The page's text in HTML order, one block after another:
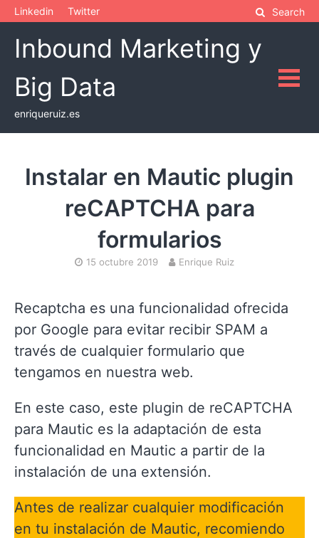
Skip
content
Linkedin Twitter Search
Inbound Marketing y
Big Data
enriqueruiz.es
Instalar en Mautic plugin
reCAPTCHA para
formularios
15 octubre 2019 Enrique Ruiz
Recaptcha es una funcionalidad ofrecida
por Google para evitar recibir SPAM a
través de cualquier formulario que
tengamos en nuestra web.
En este caso, este plugin de reCAPTCHA
para Mautic es la adaptación de esta
funcionalidad en Mautic a partir de la
instalación de una extensión.
Antes de realizar cualquier modificación
en tu instalación de Mautic, recomiendo